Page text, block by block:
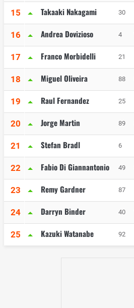
15 Takaaki Nakagami 30
16 Andrea Dovizioso 4
17 Franco Morbidelli 21
18 Miguel Oliveira 88
19 Raul Fernandez 25
20 Jorge Martin 89
21 Stefan Bradl 6
22 Fabio Di Giannantonio 49
23 Remy Gardner 87
24 Darryn Binder 40
25 Kazuki Watanabe 92